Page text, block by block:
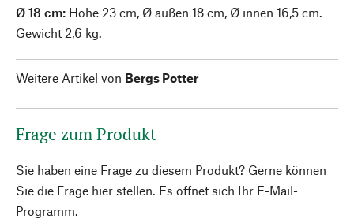
Ø 18 cm: Höhe 23 cm, Ø außen 18 cm, Ø innen 16,5 cm.
Gewicht 2,6 kg.
Weitere Artikel von Bergs Potter
Frage zum Produkt
Sie haben eine Frage zu diesem Produkt? Gerne können
Sie die Frage hier stellen. Es öffnet sich Ihr E-Mail-
Programm.